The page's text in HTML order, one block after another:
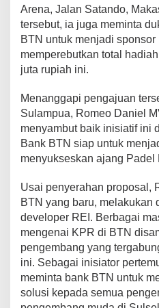
h
Arena, Jalan Satando,
tersebut, ia juga meminta
BTN untuk menjadi
memperebutkan total
juta rupiah ini.
Menanggapi pengajuan
Sulampua, Romeo Daniel
menyambut baik inisiatif ini
Bank BTN siap untuk
menyukseskan ajang Padel
Usai penyerahan proposal,
BTN yang baru, melakukan
developer REI. Berbagai
mengenai KPR di BTN
pengembang yang
ini. Sebagai inisiator
meminta bank BTN untuk
solusi kepada semua